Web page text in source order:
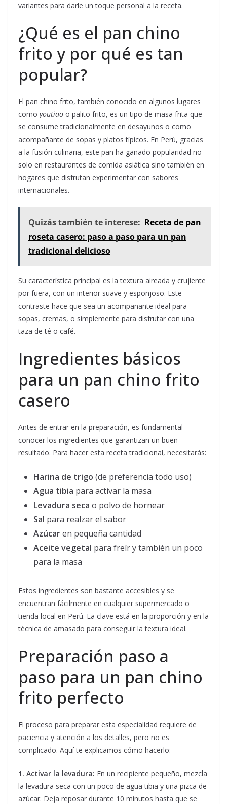
variantes para darle un toque personal a la receta.
¿Qué es el pan chino
frito y por qué es tan
popular?
El pan chino frito, también conocido en algunos lugares
como youtiao o palito frito, es un tipo de masa frita que
se consume tradicionalmente en desayunos o como
acompañante de sopas y platos típicos. En Perú, gracias
a la fusión culinaria, este pan ha ganado popularidad no
solo en restaurantes de comida asiática sino también en
hogares que disfrutan experimentar con sabores
internacionales.
Quizás también te interese: Receta de pan
roseta casero: paso a paso para un pan
tradicional delicioso
Su característica principal es la textura aireada y crujiente
por fuera, con un interior suave y esponjoso. Este
contraste hace que sea un acompañante ideal para
sopas, cremas, o simplemente para disfrutar con una
taza de té o café.
Ingredientes básicos
para un pan chino frito
casero
Antes de entrar en la preparación, es fundamental
conocer los ingredientes que garantizan un buen
resultado. Para hacer esta receta tradicional, necesitarás:
Harina de trigo (de preferencia todo uso)
Agua tibia para activar la masa
Levadura seca o polvo de hornear
Sal para realzar el sabor
Azúcaren pequeña cantidad
Aceite vegetal para freír y también un poco
para la masa
Estos ingredientes son bastante accesibles y se
encuentran fácilmente en cualquier supermercado o
tienda local en Perú. La clave está en la proporción y en la
técnica de amasado para conseguir la textura ideal.
Preparación paso a
paso para un pan chino
frito perfecto
El proceso para preparar esta especialidad requiere de
paciencia y atención a los detalles, pero no es
complicado. Aquí te explicamos cómo hacerlo:
1. Activar la levadura: En un recipiente pequeño, mezcla
la levadura seca con un poco de agua tibia y una pizca de
azúcar. Deja reposar durante 10 minutos hasta que se